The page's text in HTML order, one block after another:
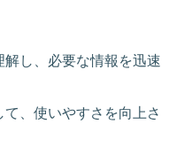
し、必要な情報を迅速
、使いやすさを向上さ